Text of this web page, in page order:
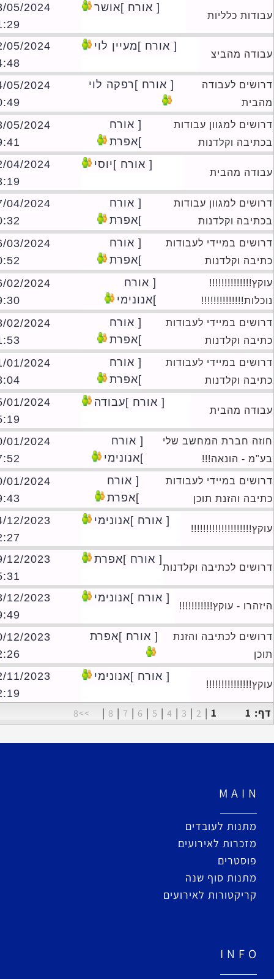
כלליות
[ אורח ]אושר
23/05/2024
01:29
מהביצ
[ אורח ]מעיין לוי
22/05/2024
14:48
לעבודה
[ אורח ]רפקה לוי
14/05/2024
10:49
למגוון עבודות
וקלדנות
[ אורח
]אפרת
03/05/2024
09:41
מהבית
[ אורח ]יוסי
22/04/2024
13:19
למגוון עבודות
וקלדנות
[ אורח
]אפרת
07/04/2024
10:32
במיידי לעבודות
וקלדנות
[ אורח
]אפרת
16/03/2024
10:52
[ אורח
]אנונימי
26/02/2024
09:30
במיידי לעבודות
וקלדנות
[ אורח
]אפרת
18/02/2024
21:53
במיידי לעבודות
וקלדנות
[ אורח
]אפרת
31/01/2024
18:04
מהבית
[ אורח ]עבודה
15/01/2024
15:19
חברת המחשב שלי
- הונאה!!!
[ אורח
]אנונימי
10/01/2024
17:52
במיידי לעבודות
והזנת תוכן
[ אורח
]אפרת
10/01/2024
09:43
[ אורח ]אנונימי
24/12/2023
22:27
לכתיבה וקלדנות
[ אורח ]אפרת
19/12/2023
15:31
- עוקץ!!!!!!!!!!!
[ אורח ]אנונימי
13/12/2023
09:49
לכתיבה והזנת
[ אורח ]אפרת
10/12/2023
12:26
[ אורח ]אנונימי
22/11/2023
22:19
1
|
2
|
3
|
4
|
5
|
6
|
7
|
8
|
M A I N
מתנות לעובדים
מזכרות לאירועים
פוסטרים
מתנות סוף שנה
קריקטורות לאירועים
I N F O